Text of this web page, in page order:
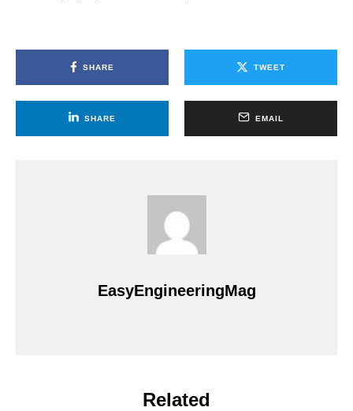
SHARE TWEET
SHARE EMAIL
EasyEngineeringMag
Related